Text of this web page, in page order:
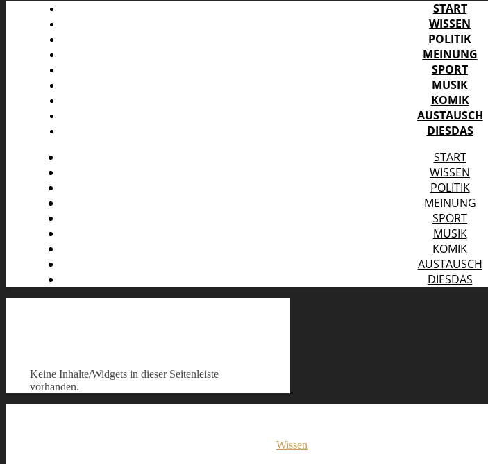
START
WISSEN
POLITIK
MEINUNG
SPORT
MUSIK
KOMIK
AUSTAUSCH
DIESDAS
START
WISSEN
POLITIK
MEINUNG
SPORT
MUSIK
KOMIK
AUSTAUSCH
DIESDAS
Keine Inhalte/Widgets in dieser Seitenleiste
vorhanden.
Wissen